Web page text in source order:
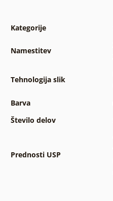
Kategorije
Namestitev
Tehnologija slik
Barva
Število delov
Prednosti USP